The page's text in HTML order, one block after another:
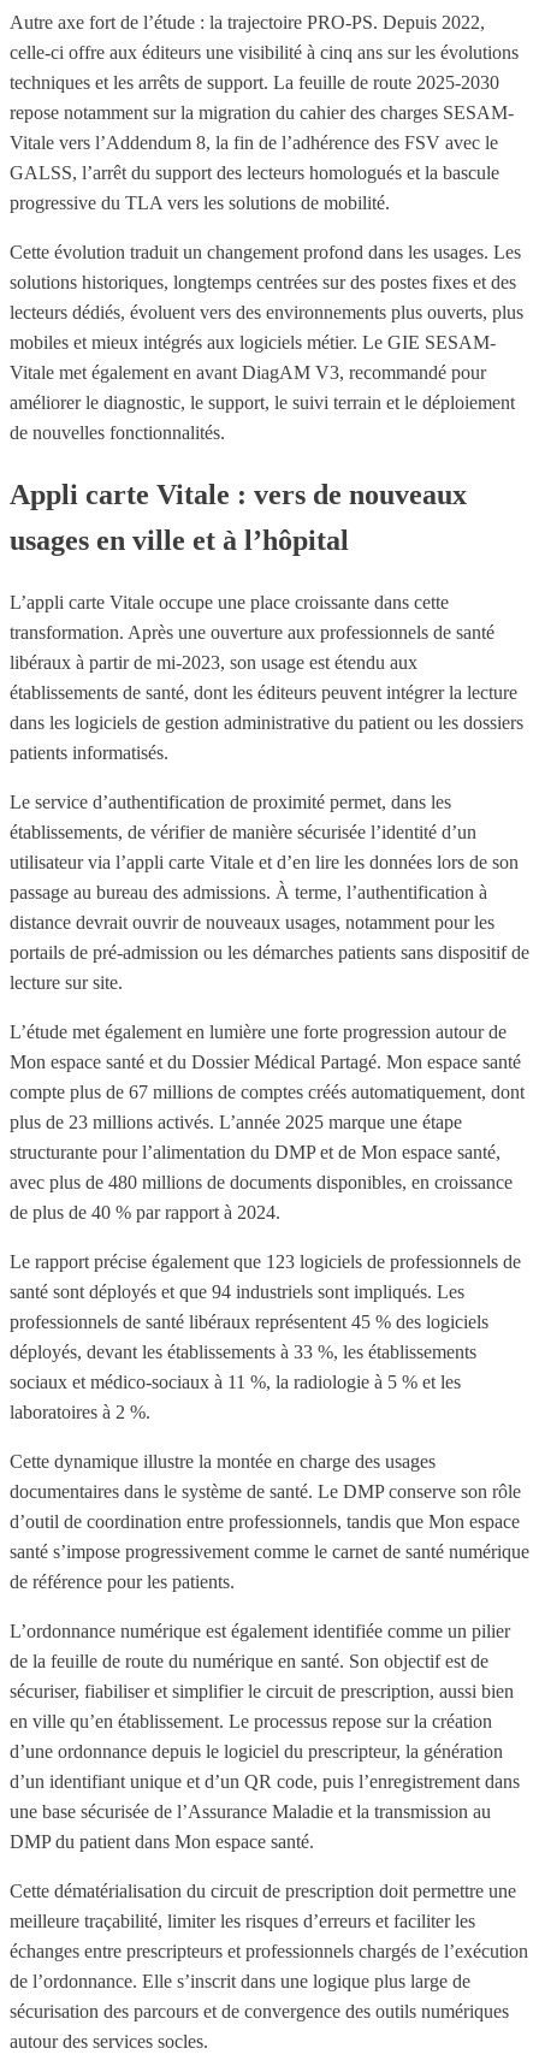
Autre axe fort de l’étude : la trajectoire PRO-PS. Depuis 2022,
celle-ci offre aux éditeurs une visibilité à cinq ans sur les évolutions
techniques et les arrêts de support. La feuille de route 2025-2030
repose notamment sur la migration du cahier des charges SESAM-
Vitale vers l’Addendum 8, la fin de l’adhérence des FSV avec le
GALSS, l’arrêt du support des lecteurs homologués et la bascule
progressive du TLA vers les solutions de mobilité.
Cette évolution traduit un changement profond dans les usages. Les
solutions historiques, longtemps centrées sur des postes fixes et des
lecteurs dédiés, évoluent vers des environnements plus ouverts, plus
mobiles et mieux intégrés aux logiciels métier. Le GIE SESAM-
Vitale met également en avant DiagAM V3, recommandé pour
améliorer le diagnostic, le support, le suivi terrain et le déploiement
de nouvelles fonctionnalités.
Appli carte Vitale : vers de nouveaux
usages en ville et à l’hôpital
L’appli carte Vitale occupe une place croissante dans cette
transformation. Après une ouverture aux professionnels de santé
libéraux à partir de mi-2023, son usage est étendu aux
établissements de santé, dont les éditeurs peuvent intégrer la lecture
dans les logiciels de gestion administrative du patient ou les dossiers
patients informatisés.
Le service d’authentification de proximité permet, dans les
établissements, de vérifier de manière sécurisée l’identité d’un
utilisateur via l’appli carte Vitale et d’en lire les données lors de son
passage au bureau des admissions. À terme, l’authentification à
distance devrait ouvrir de nouveaux usages, notamment pour les
portails de pré-admission ou les démarches patients sans dispositif de
lecture sur site.
L’étude met également en lumière une forte progression autour de
Mon espace santé et du Dossier Médical Partagé. Mon espace santé
compte plus de 67 millions de comptes créés automatiquement, dont
plus de 23 millions activés. L’année 2025 marque une étape
structurante pour l’alimentation du DMP et de Mon espace santé,
avec plus de 480 millions de documents disponibles, en croissance
de plus de 40 % par rapport à 2024.
Le rapport précise également que 123 logiciels de professionnels de
santé sont déployés et que 94 industriels sont impliqués. Les
professionnels de santé libéraux représentent 45 % des logiciels
déployés, devant les établissements à 33 %, les établissements
sociaux et médico-sociaux à 11 %, la radiologie à 5 % et les
laboratoires à 2 %.
Cette dynamique illustre la montée en charge des usages
documentaires dans le système de santé. Le DMP conserve son rôle
d’outil de coordination entre professionnels, tandis que Mon espace
santé s’impose progressivement comme le carnet de santé numérique
de référence pour les patients.
L’ordonnance numérique est également identifiée comme un pilier
de la feuille de route du numérique en santé. Son objectif est de
sécuriser, fiabiliser et simplifier le circuit de prescription, aussi bien
en ville qu’en établissement. Le processus repose sur la création
d’une ordonnance depuis le logiciel du prescripteur, la génération
d’un identifiant unique et d’un QR code, puis l’enregistrement dans
une base sécurisée de l’Assurance Maladie et la transmission au
DMP du patient dans Mon espace santé.
Cette dématérialisation du circuit de prescription doit permettre une
meilleure traçabilité, limiter les risques d’erreurs et faciliter les
échanges entre prescripteurs et professionnels chargés de l’exécution
de l’ordonnance. Elle s’inscrit dans une logique plus large de
sécurisation des parcours et de convergence des outils numériques
autour des services socles.